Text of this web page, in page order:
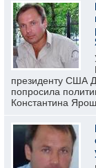
президенту США
попросила
Константина